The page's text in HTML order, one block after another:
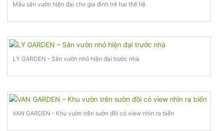
Mẫu sân vườn hiện đại cho gia đình trẻ hai thế hệ
LY GARDEN – Sân vườn nhỏ hiện đại trước nhà
VAN GARDEN – Khu vườn trên sườn đồi có view nhìn ra biển